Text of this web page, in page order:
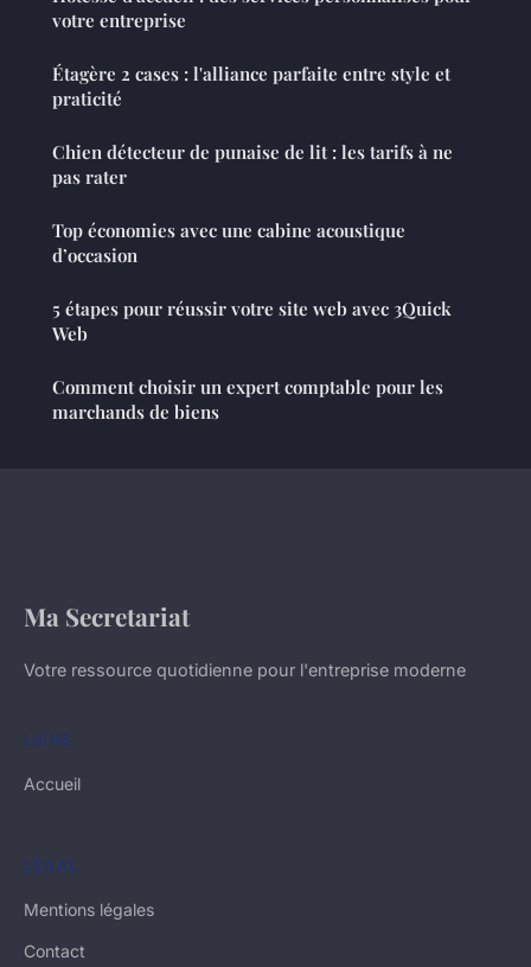
votre entreprise
Étagère 2 cases : l'alliance parfaite entre style et
praticité
Chien détecteur de punaise de lit : les tarifs à ne
pas rater
Top économies avec une cabine acoustique
d’occasion
5 étapes pour réussir votre site web avec 3Quick
Web
Comment choisir un expert comptable pour les
marchands de biens
Ma Secretariat
Votre ressource quotidienne pour l'entreprise moderne
LIENS
Accueil
LÉGAL
Mentions légales
Contact